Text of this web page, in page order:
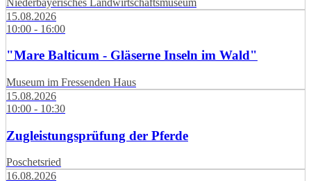
15.08.2026
10:00 - 16:00
"Mare Balticum - Gläserne Inseln im Wald"
Museum im Fressenden Haus
15.08.2026
10:00 - 10:30
Zugleistungsprüfung der Pferde
Poschetsried
16.08.2026